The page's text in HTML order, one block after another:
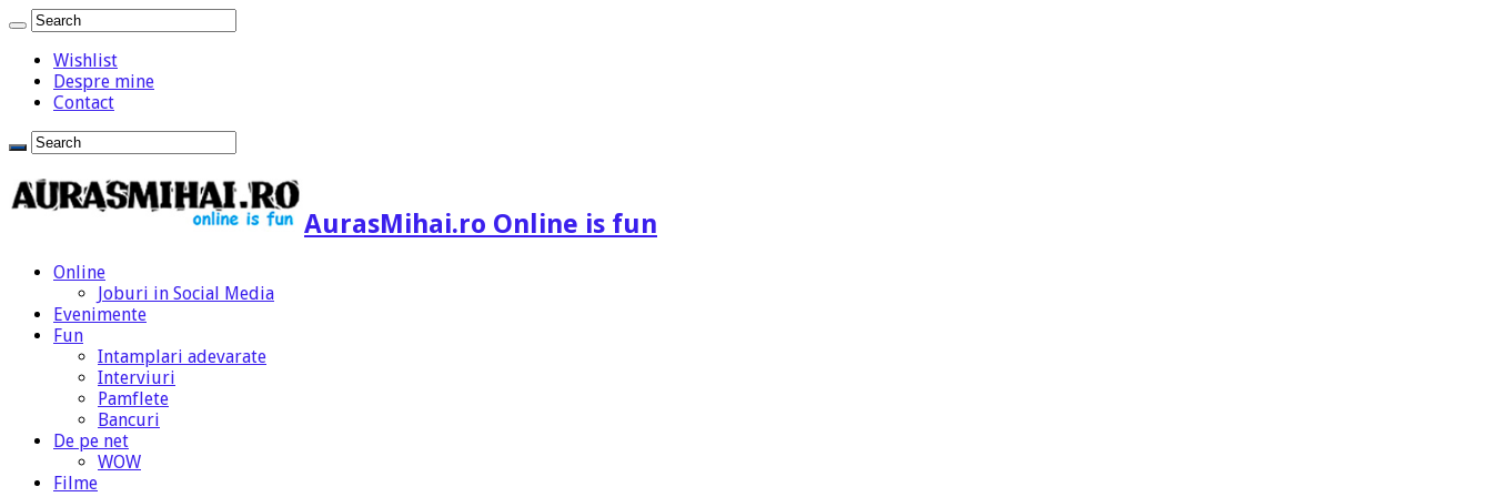
Wishlist
Despre mine
Contact
AurasMihai.ro Online is fun
Online
Joburi in Social Media
Evenimente
Fun
Intamplari adevarate
Interviuri
Pamflete
Bancuri
De pe net
WOW
Filme